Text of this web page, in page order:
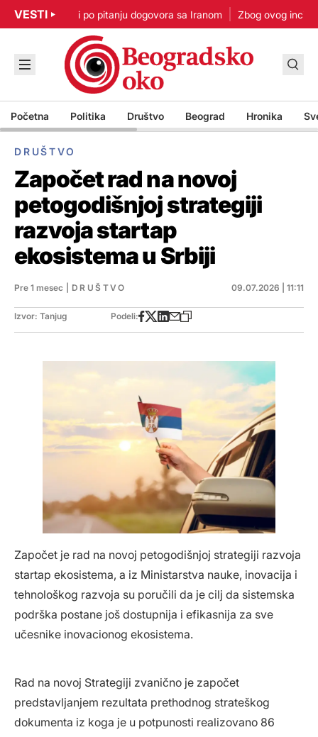
VESTI
Nisam u žurbi po pitanju dogovora sa Iranom Zbog ovog
Početna Politika Društvo Beograd Hronika
DRUŠTVO
Započet rad na novoj
petogodišnjoj strategiji
razvoja startap
ekosistema u Srbiji
Pre 1 mesec DRUŠTVO 09.07.2026 | 11:11
Izvor: Tanjug Podeli:
Započet je rad na novoj petogodišnjoj strategiji razvoja
startap ekosistema, a iz Ministarstva nauke, inovacija i
tehnološkog razvoja su poručili da je cilj da sistemska
podrška postane još dostupnija i efikasnija za sve
učesnike inovacionog ekosistema.
Rad na novoj Strategiji zvanično je započet
predstavljanjem rezultata prethodnog strateškog
dokumenta iz koga je u potpunosti realizovano 86